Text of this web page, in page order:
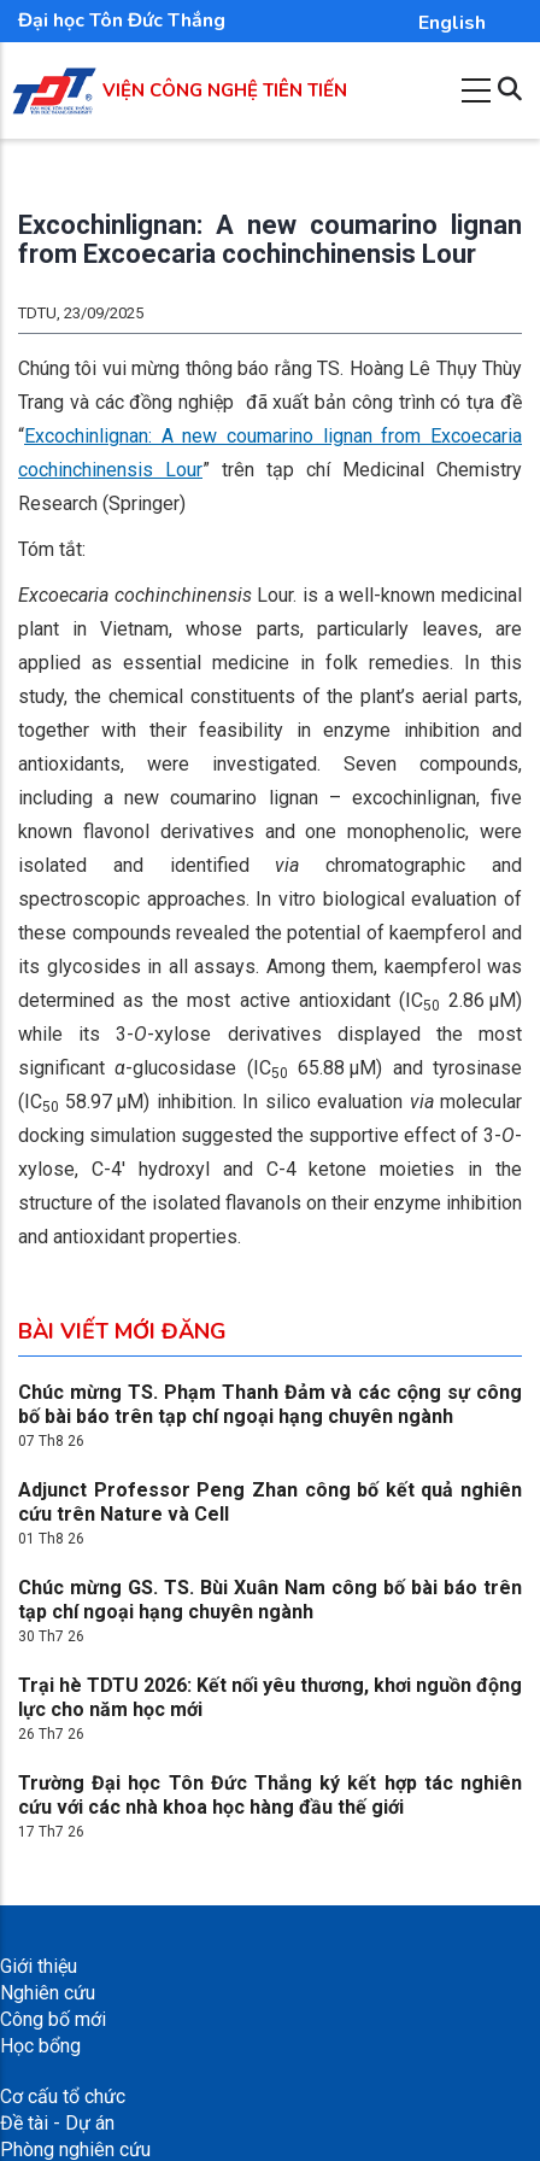
Nhảy
đến
nội
dung
Đại học Tôn Đức Thắng English
VIỆN CÔNG NGHỆ TIÊN TIẾN
Excochinlignan: A new coumarino lignan
from Excoecaria cochinchinensis Lour
TDTU, 23/09/2025
Chúng tôi vui mừng thông báo rằng TS. Hoàng Lê Thụy Thùy
Trang và các đồng nghiệp đã xuất bản công trình có tựa đề
“Excochinlignan: A new coumarino lignan from Excoecaria
cochinchinensis Lour” trên tạp chí Medicinal Chemistry
Research (Springer)
Tóm tắt:
Excoecaria cochinchinensisLour. is a well-known medicinal
plant in Vietnam, whose parts, particularly leaves, are
applied as essential medicine in folk remedies. In this
study, the chemical constituents of the plant’s aerial parts,
together with their feasibility in enzyme inhibition and
antioxidants, were investigated. Seven compounds,
including a new coumarino lignan – excochinlignan, five
known flavonol derivatives and one monophenolic, were
isolated and identified via chromatographic and
spectroscopic approaches. In vitro biological evaluation of
these compounds revealed the potential of kaempferol and
its glycosides in all assays. Among them, kaempferol was
determined as the most active antioxidant (IC50 2.86 μM)
while its 3-O-xylose derivatives displayed the most
significantα-glucosidase (IC50
65.88 μM) and tyrosinase
(IC50 58.97 μM) inhibition. In silico evaluation viamolecular
docking simulation suggested the supportive effect of 3-O-
xylose, C-4′ hydroxyl and C-4 ketone moieties in the
structure of the isolated flavanols on their enzyme inhibition
and antioxidant properties.
BÀI VIẾT MỚI ĐĂNG
Chúc mừng TS. Phạm Thanh Đảm và các cộng sự công
bố bài báo trên tạp chí ngoại hạng chuyên ngành
07 Th8 26
Adjunct Professor Peng Zhan công bố kết quả nghiên
cứu trên Nature và Cell
01 Th8 26
Chúc mừng GS. TS. Bùi Xuân Nam công bố bài báo trên
tạp chí ngoại hạng chuyên ngành
30 Th7 26
Trại hè TDTU 2026: Kết nối yêu thương, khơi nguồn động
lực cho năm học mới
26 Th7 26
Trường Đại học Tôn Đức Thắng ký kết hợp tác nghiên
cứu với các nhà khoa học hàng đầu thế giới
17 Th7 26
Giới thiệu
Nghiên cứu
Công bố mới
Học bổng
Cơ cấu tổ chức
Đề tài - Dự án
Phòng nghiên cứu